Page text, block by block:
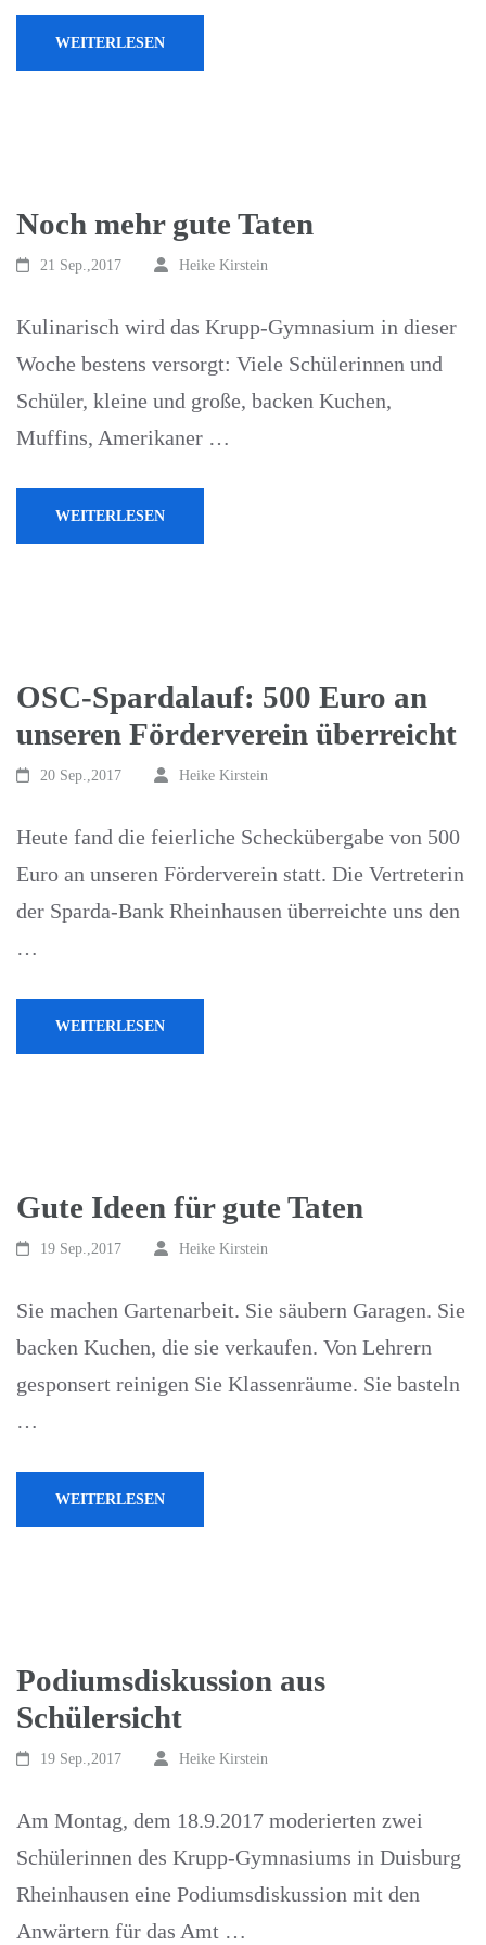
WEITERLESEN
Noch mehr gute Taten
21 Sep.,2017 Heike Kirstein
Kulinarisch wird das Krupp-Gymnasium in dieser
Woche bestens versorgt: Viele Schülerinnen und
Schüler, kleine und große, backen Kuchen,
Muffins, Amerikaner …
WEITERLESEN
OSC-Spardalauf: 500 Euro an
unseren Förderverein überreicht
20 Sep.,2017 Heike Kirstein
Heute fand die feierliche Scheckübergabe von 500
Euro an unseren Förderverein statt. Die Vertreterin
der Sparda-Bank Rheinhausen überreichte uns den
…
WEITERLESEN
Gute Ideen für gute Taten
19 Sep.,2017 Heike Kirstein
Sie machen Gartenarbeit. Sie säubern Garagen. Sie
backen Kuchen, die sie verkaufen. Von Lehrern
gesponsert reinigen Sie Klassenräume. Sie basteln
…
WEITERLESEN
Podiumsdiskussion aus
Schülersicht
19 Sep.,2017 Heike Kirstein
Am Montag, dem 18.9.2017 moderierten zwei
Schülerinnen des Krupp-Gymnasiums in Duisburg
Rheinhausen eine Podiumsdiskussion mit den
Anwärtern für das Amt …